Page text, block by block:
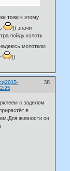
тоже к этому
)) значит
пойду колоть
молотком
))
38
2015-
с заделом
в
живности он